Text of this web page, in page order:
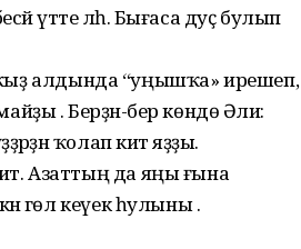
үтте ләһә. Бығаса дуҫ булып
ҡыҙ алдында “уңышҡа» ирешеп,
. Берҙән-бер көндө Әлиә:
ҡолап китә яҙҙы.
Азаттың да яңы ғына
гөл кеүек һулыны .